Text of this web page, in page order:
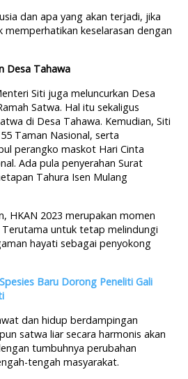
dan apa yang akan terjadi, jika
memperhatikan keselarasan dengan
Desa Tahawa
Siti juga meluncurkan Desa
Satwa. Hal itu sekaligus
di Desa Tahawa. Kemudian, Siti
Taman Nasional, serta
perangko maskot Hari Cinta
Ada pula penyerahan Surat
Tahura Isen Mulang
HKAN 2023 merupakan momen
untuk tetap melindungi
hayati sebagai penyokong
Baru Dorong Peneliti Gali
dan hidup berdampingan
satwa liar secara harmonis akan
tumbuhnya perubahan
tengah masyarakat.